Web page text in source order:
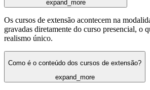
expand_more
Os cursos de extensão acontecem na
gravadas diretamente do curso presencial, o
realismo único.
Como é o conteúdo dos cursos de extensão?
expand_more